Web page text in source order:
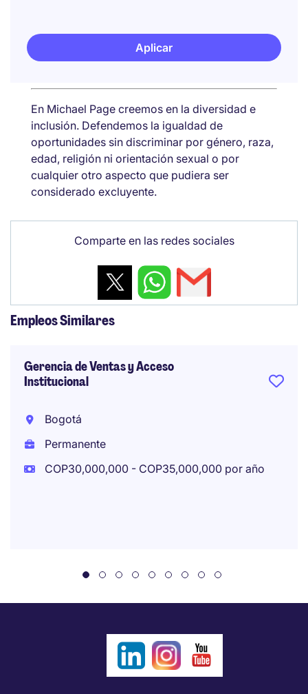
Aplicar
En Michael Page creemos en la diversidad e
inclusión. Defendemos la igualdad de
oportunidades sin discriminar por género, raza,
edad, religión ni orientación sexual o por
cualquier otro aspecto que pudiera ser
considerado excluyente.
Comparte en las redes sociales
Empleos Similares
Gerencia de Ventas y Acceso
Institucional
Bogotá
Permanente
COP30,000,000 - COP35,000,000 por año